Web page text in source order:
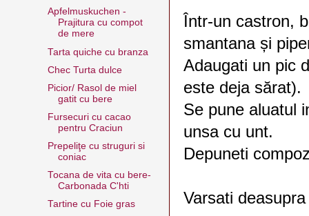
Într-un castron,
smantana și
Adaugati un pic
este deja sărat).
Se pune aluatul
unsa cu unt.
Depuneti
Varsati
Apfelmuskuchen -
Prajitura cu compot
de mere
Tarta quiche cu branza
Chec Turta dulce
Picior/ Rasol de miel
gatit cu bere
Fursecuri cu cacao
pentru Craciun
Prepeliţe cu struguri si
coniac
Tocana de vita cu bere-
Carbonada C'hti
Tartine cu Foie gras